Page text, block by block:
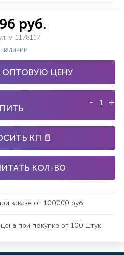
руб.
v-1178117
наличии
ОПТОВУЮ ЦЕНУ
- +
КП 📄
КОЛ-ВО
заказе от 100000 руб.
при покупке от 100 штук